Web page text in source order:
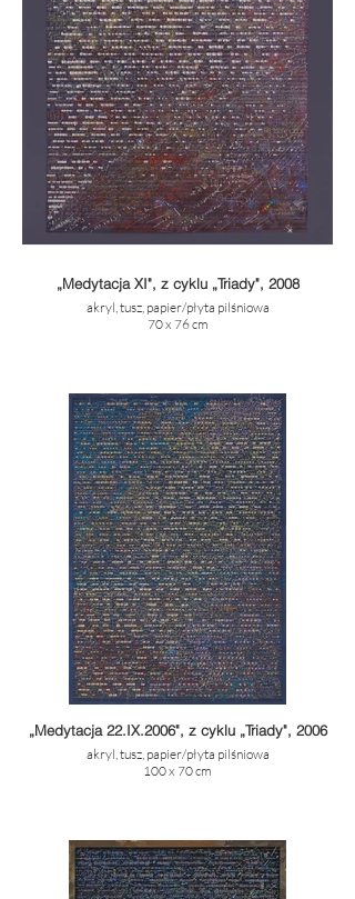
„Medytacja XI", z cyklu „Triady", 2008
akryl, tusz, papier/płyta pilśniowa
70 x 76 cm
„Medytacja 22.IX.2006", z cyklu „Triady", 2006
akryl, tusz, papier/płyta pilśniowa
100 x 70 cm